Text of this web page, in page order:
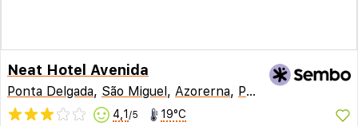
Neat Hotel Avenida
Ponta Delgada, São Miguel , Azorerna, Portugal
4,1 /5 19°C